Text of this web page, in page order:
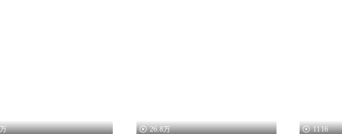
26.8万 1116